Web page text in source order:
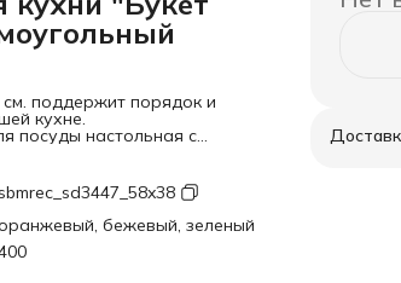
поддержит порядок и
кухне.
посуды настольная с
делает его
Резиновый коврик - это
посуды. Он прочный и
моющим средствам. Чудо
столовых приборов,
овощей и зелени. Его
и ящика. Универсальный
для здоровья и
sbmrec_sd3447_58x38
бежевый, зеленый